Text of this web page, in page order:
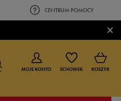
CENTRUM POMOCY
×
MOJE KONTO SCHOWEK KOSZYK